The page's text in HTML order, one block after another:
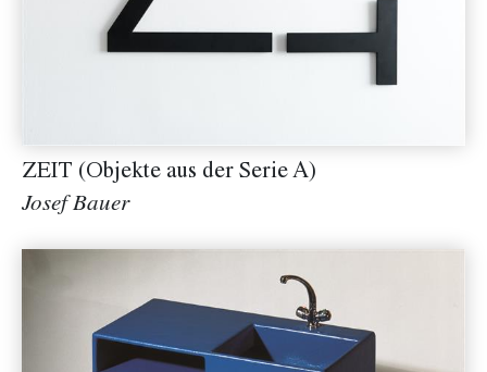
ZEIT (Objekte aus der Serie A)
Josef Bauer